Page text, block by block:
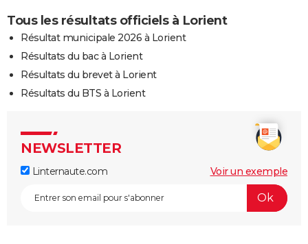
Tous les résultats officiels à Lorient
Résultat municipale 2026 à Lorient
Résultats du bac à Lorient
Résultats du brevet à Lorient
Résultats du BTS à Lorient
NEWSLETTER
Linternaute.com Voir un exemple